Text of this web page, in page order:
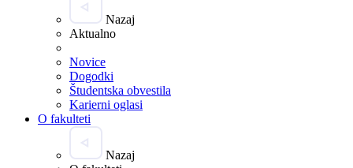
Nazaj
Aktualno
Novice
Dogodki
Študentska obvestila
Karierni oglasi
O fakulteti
Nazaj